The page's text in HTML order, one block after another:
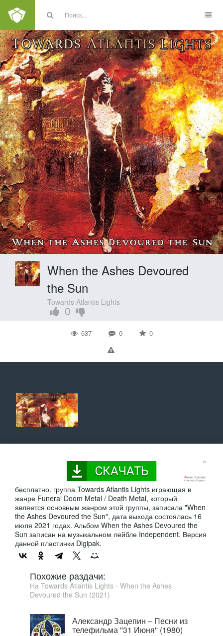
When the Ashes Devoured
the Sun
Towards Atlantis Lights
0
637 0 0
бесплатно. группа Towards Atlantis Lights играющая в
жанре Funeral Doom Metal / Death Metal, который
является основным жанром этой группы, записала "When
the Ashes Devoured the Sun", дата выхода состоялась 16
июля 2021 годах. Альбом When the Ashes Devoured the
Sun записан на музыкальном лейбле Independent. Версия
данной пластинки Digipak.
Похожие раздачи:
На Towards Atlantis Lights - When the Ashes
Devoured the Sun (2021)
Александр Зацепин ‎– Песни из
телефильма ''31 Июня'' (1980)